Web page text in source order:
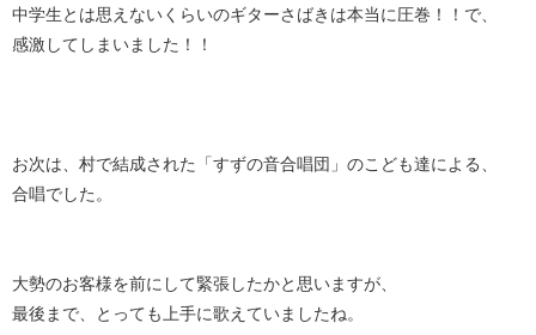
中学生とは思えないくらいのギターさばきは本当に圧巻！！で、
感激してしまいました！！
お次は、村で結成された「すずの音合唱団」のこども達による、
合唱でした。
大勢のお客様を前にして緊張したかと思いますが、
最後まで、とっても上手に歌えていましたね。